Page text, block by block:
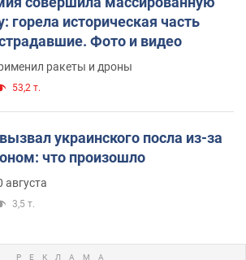
горела историческая часть
Фото и видео
ракеты и дроны
53,2 т.
украинского посла из-за
что произошло
августа
3,5 т.